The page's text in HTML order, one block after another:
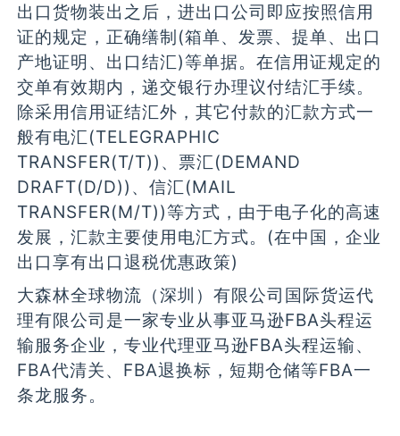
出口货物装出之后，进出口公司即应按照信用
证的规定，正确缮制(箱单、发票、提单、出口
产地证明、出口结汇)等单据。在信用证规定的
交单有效期内，递交银行办理议付结汇手续。
除采用信用证结汇外，其它付款的汇款方式一
般有电汇(TELEGRAPHIC
TRANSFER(T/T))、票汇(DEMAND
DRAFT(D/D))、信汇(MAIL
TRANSFER(M/T))等方式，由于电子化的高速
发展，汇款主要使用电汇方式。(在中国，企业
出口享有出口退税优惠政策)
大森林全球物流（深圳）有限公司国际货运代
理有限公司是一家专业从事亚马逊FBA头程运
输服务企业，专业代理亚马逊FBA头程运输、
FBA代清关、FBA退换标，短期仓储等FBA一
条龙服务。